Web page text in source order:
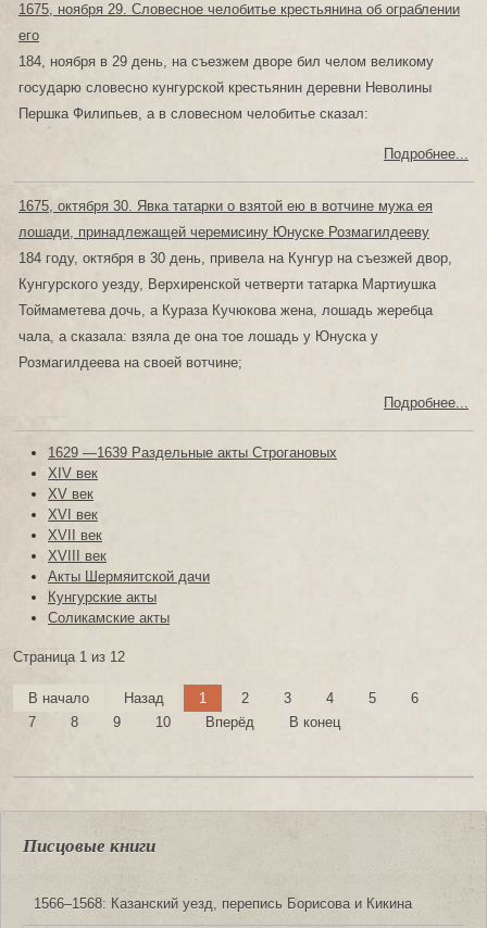
1675, ноября 29. Словесное челобитье крестьянина об ограблении
его
184, ноября в 29 день, на съезжем дворе бил челом великому
государю словесно кунгурской крестьянин деревни Неволины
Першка Филипьев, а в словесном челобитье сказал:
Подробнее...
1675, октября 30. Явка татарки о взятой ею в вотчине мужа ея
лошади, принадлежащей черемисину Юнуске Розмагилдееву
184 году, октября в 30 день, привела на Кунгур на съезжей двор,
Кунгурского уезду, Верхиренской четверти татарка Мартиушка
Тоймаметева дочь, а Кураза Кучюкова жена, лошадь жеребца
чала, а сказала: взяла де она тое лошадь у Юнуска у
Розмагилдеева на своей вотчине;
Подробнее...
1629 —1639 Раздельные акты Строгановых
XIV век
XV век
XVI век
XVII век
XVIII век
Акты Шермяитской дачи
Кунгурские акты
Соликамские акты
Страница 1 из 12
В начало Назад 1 2 3 4 5
6
7
8 9 10 Вперёд В конец
Писцовые книги
1566‒1568: Казанский уезд, перепись Борисова и Кикина